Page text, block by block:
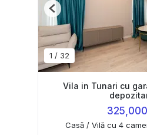
1 / 32
Previous
Vila in Tunari cu
Casă / Vilă cu 4